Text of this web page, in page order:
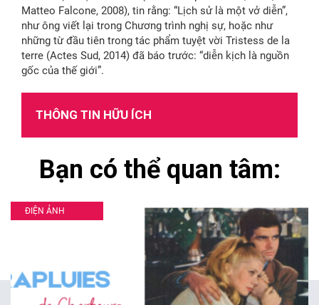
Matteo Falcone, 2008), tin rằng: “Lịch sử là một vở diễn”,
như ông viết lại trong Chương trình nghị sự, hoặc như
những từ đầu tiên trong tác phẩm tuyệt vời Tristess de la
terre (Actes Sud, 2014) đã báo trước: “diễn kịch là nguồn
gốc của thế giới”.
THÔNG TIN HỮU ÍCH
Bạn có thể quan tâm:
ĐIỆN ẢNH